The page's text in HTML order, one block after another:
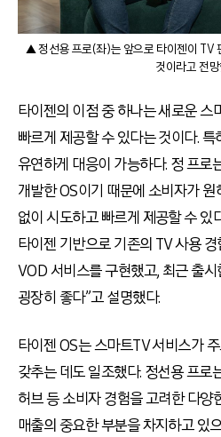
▲ 정선용 프로(좌)는 앞으로 타이젠이 TV
것이라고 전
타이젠의 이점 중 하나는 새로운 스
빠르게 제공할 수 있다는 것이다. 특
유연하게 대응이 가능하다. 정 프로
개발한 OS이기 때문에 소비자가
없이 시도하고 빠르게 제공할 수 있
타이젠 기반으로 기존의 TV 사용
VOD 서비스를 구현했고, 최근 출시
굉장히 좋다”고 설명했다.
타이젠 OS는 스마트TV 서비스가
갖추는 데도 일조했다. 정선용 프로
허브 등 소비자 경험을 고려한 다양
매출의 중요한 부분을 차지하고 있